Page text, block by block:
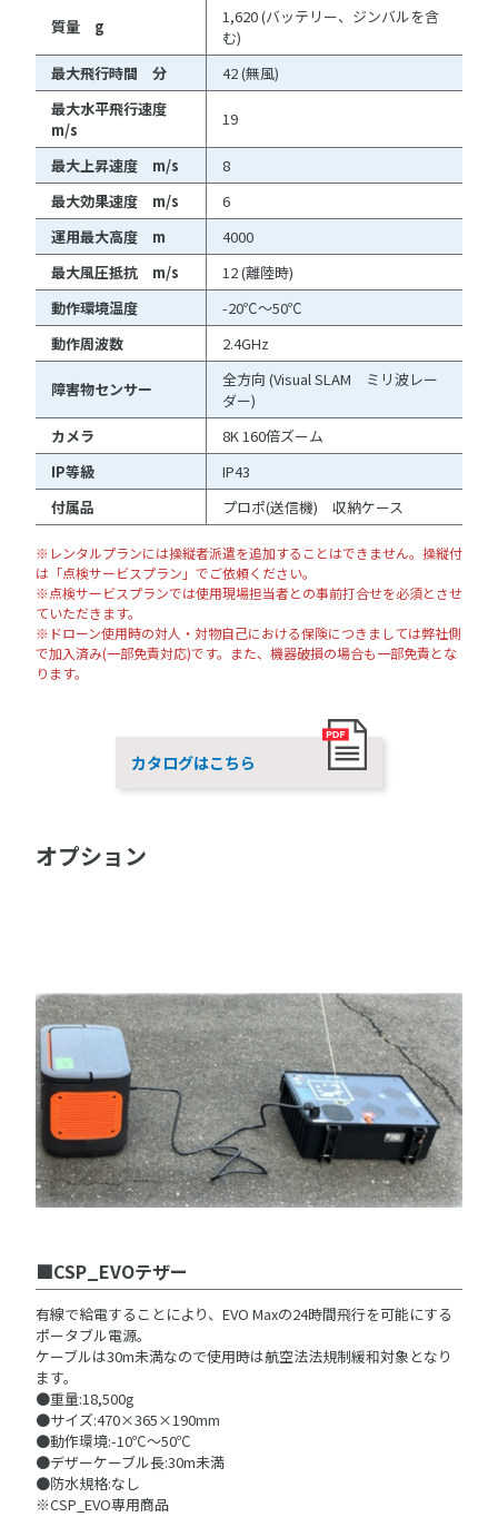
質量 g
1,620 (バッテリー、ジンバルを含
む)
最大飛行時間 分
42 (無風)
最大水平飛行速度
m/s
19
最大上昇速度 m/s
8
最大効果速度 m/s
6
運用最大高度 m
4000
最大風圧抵抗 m/s
12 (離陸時)
動作環境温度
-20℃～50℃
動作周波数
2.4GHz
障害物センサー
全方向 (Visual SLAM ミリ波レー
ダー)
カメラ
8K 160倍ズーム
IP等級
IP43
付属品
プロポ(送信機) 収納ケース
※レンタルプランには操縦者派遣を追加することはできません。操縦付
は「点検サービスプラン」でご依頼ください。
※点検サービスプランでは使用現場担当者との事前打合せを必須とさせ
ていただきます。
※ドローン使用時の対人・対物自己における保険につきましては弊社側
で加入済み(一部免責対応)です。また、機器破損の場合も一部免責とな
ります。
カタログはこちら
オプション
CSP_EVOテザー
有線で給電することにより、EVO Maxの24時間飛行を可能にする
ポータブル電源。
ケーブルは30m未満なので使用時は航空法法規制緩和対象となり
ます。
●重量:18,500g
●サイズ:470×365×190mm
●動作環境:-10℃～50℃
●デザーケーブル長:30m未満
●防水規格:なし
※CSP_EVO専用商品